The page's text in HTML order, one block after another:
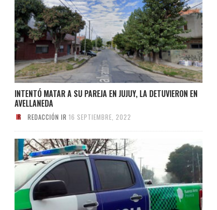
INTENTÓ MATAR A SU PAREJA EN JUJUY, LA DETUVIERON EN
AVELLANEDA
REDACCIÓN IR 16 SEPTIEMBRE, 2022